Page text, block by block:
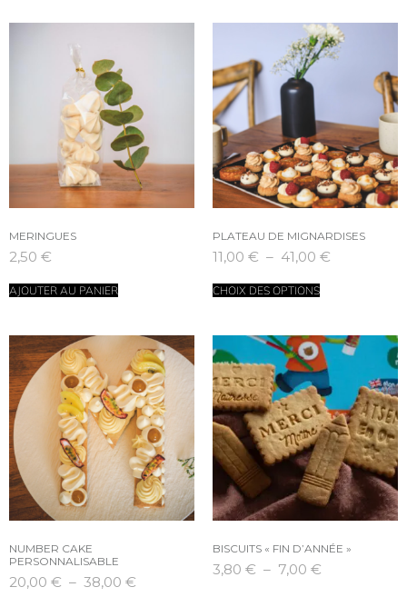
MERINGUES
2,50 €
AJOUTER AU PANIER
PLATEAU DE MIGNARDISES
11,00 € – 41,00 €
CHOIX DES OPTIONS
NUMBER CAKE
PERSONNALISABLE
20,00 € – 38,00 €
BISCUITS « FIN D’ANNÉE »
3,80 € – 7,00 €